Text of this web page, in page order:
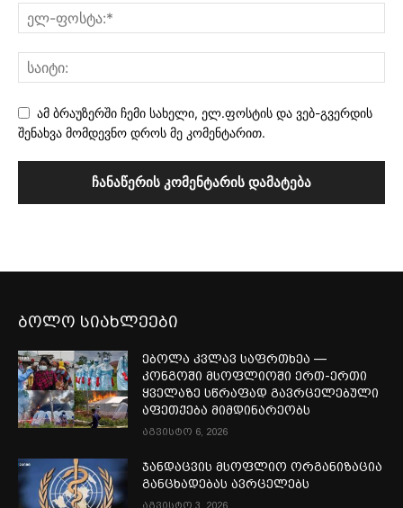
ამ ბრაუზერში ჩემი სახელი, ელ.ფოსტის და ვებ-გვერდის
შენახვა მომდევნო დროს მე კომენტარით.
ბოლო სიახლეები
ებოლა კვლავ საფრთხეა —
კონგოში მსოფლიოში ერთ-ერთი
ყველაზე სწრაფად გავრცელებული
აფეთქება მიმდინარეობს
აგვისტო 6, 2026
ჯანდაცვის მსოფლიო ორგანიზაცია
განცხადებას ავრცელებს